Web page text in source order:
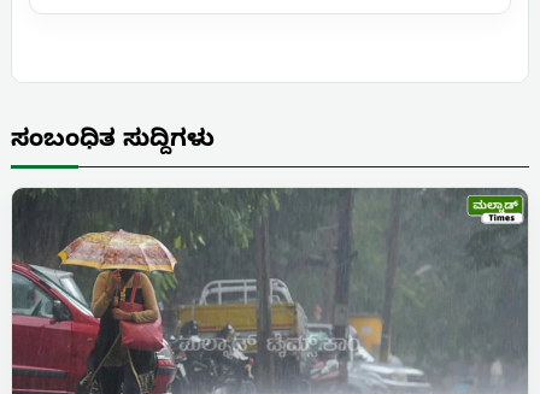
ಸಂಬಂಧಿತ ಸುದ್ದಿಗಳು